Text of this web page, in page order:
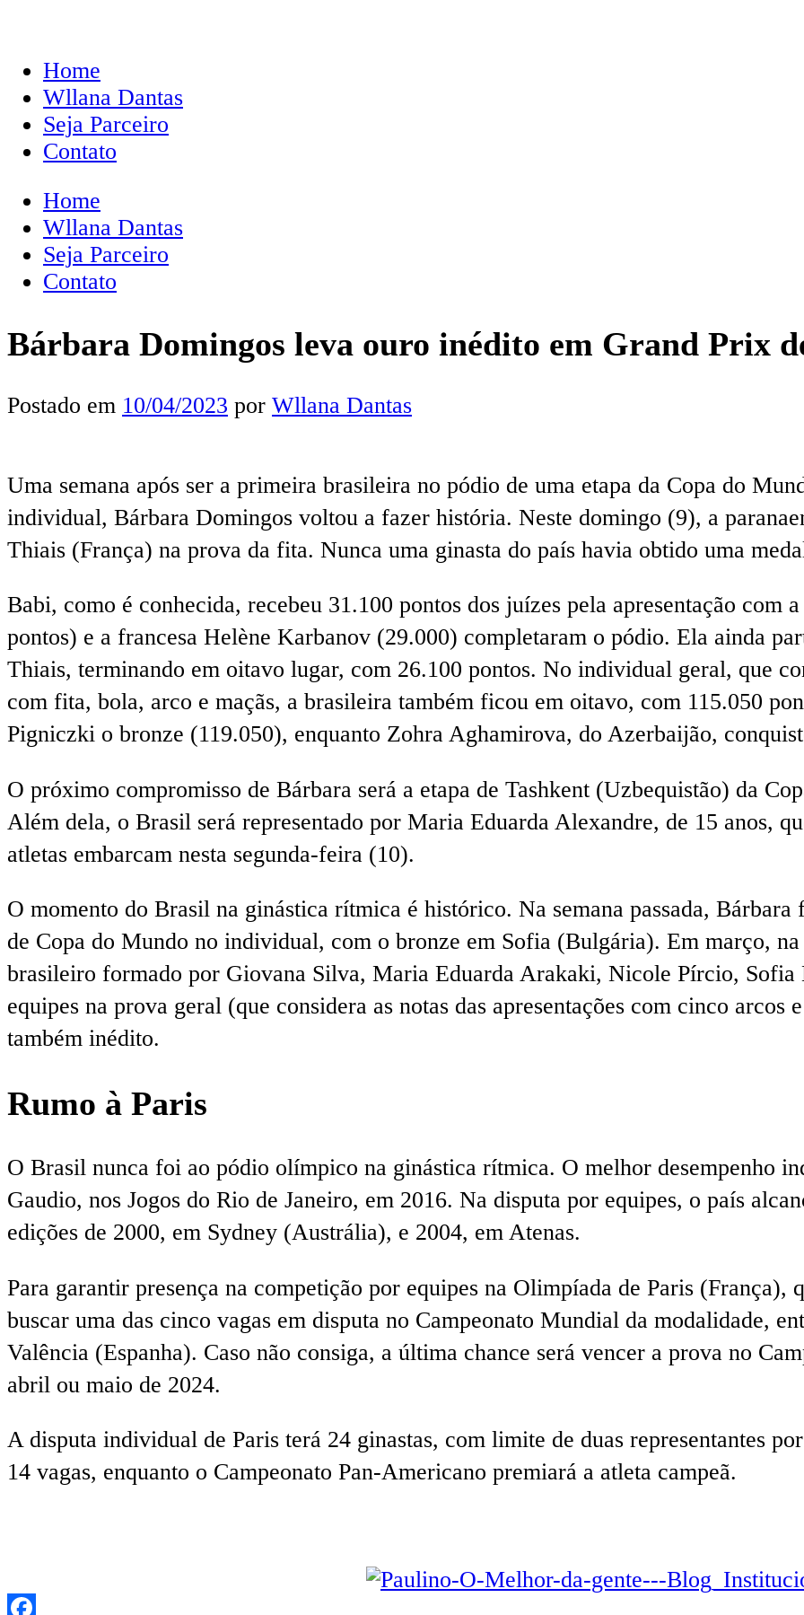
Home
Wllana Dantas
Seja Parceiro
Contato
Home
Wllana Dantas
Seja Parceiro
Contato
Bárbara Domingos leva ouro inédito em Grand Prix
Postado em 10/04/2023 por Wllana Dantas
Uma semana após ser a primeira brasileira no pódio de uma etapa da Copa do
individual, Bárbara Domingos voltou a fazer história. Neste domingo (9), a
Thiais (França) na prova da fita. Nunca uma ginasta do país havia obtido uma
Babi, como é conhecida, recebeu 31.100 pontos dos juízes pela apresentação
pontos) e a francesa Helène Karbanov (29.000) completaram o pódio. Ela ainda
Thiais, terminando em oitavo lugar, com 26.100 pontos. No individual geral, que
com fita, bola, arco e maçãs, a brasileira também ficou em oitavo, com 115.050
Pigniczki o bronze (119.050), enquanto Zohra Aghamirova, do Azerbaijão,
O próximo compromisso de Bárbara será a etapa de Tashkent (Uzbequistão) da
Além dela, o Brasil será representado por Maria Eduarda Alexandre, de 15 anos,
atletas embarcam nesta segunda-feira (10).
O momento do Brasil na ginástica rítmica é histórico. Na semana passada,
de Copa do Mundo no individual, com o bronze em Sofia (Bulgária). Em março,
brasileiro formado por Giovana Silva, Maria Eduarda Arakaki, Nicole Pírcio,
equipes na prova geral (que considera as notas das apresentações com cinco arcos
também inédito.
Rumo à Paris
O Brasil nunca foi ao pódio olímpico na ginástica rítmica. O melhor desempenho
Gaudio, nos Jogos do Rio de Janeiro, em 2016. Na disputa por equipes, o país
edições de 2000, em Sydney (Austrália), e 2004, em Atenas.
Para garantir presença na competição por equipes na Olimpíada de Paris
buscar uma das cinco vagas em disputa no Campeonato Mundial da modalidade,
Valência (Espanha). Caso não consiga, a última chance será vencer a prova no
abril ou maio de 2024.
A disputa individual de Paris terá 24 ginastas, com limite de duas representantes
14 vagas, enquanto o Campeonato Pan-Americano premiará a atleta campeã.